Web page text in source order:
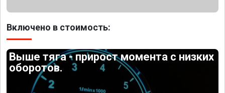
Включено в стоимость:
Выше тяга - прирост момента с низких
оборотов.